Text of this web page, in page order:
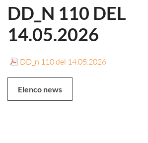
DD_N 110 DEL
14.05.2026
DD_n 110 del 14.05.2026
Elenco news